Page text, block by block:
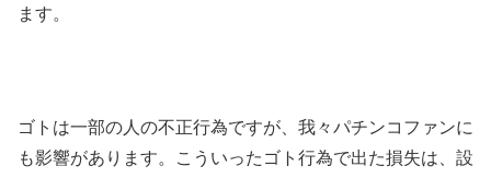
ます。
ゴトは一部の人の不正行為ですが、我々パチンコファンに
も影響があります。こういったゴト行為で出た損失は、設